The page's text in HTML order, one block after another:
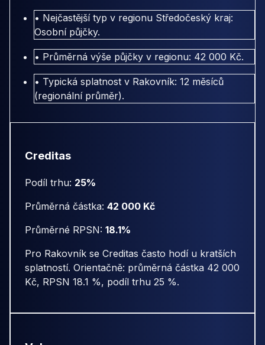
• Nejčastější typ v regionu Středočeský kraj:
Osobní půjčky.
• Průměrná výše půjčky v regionu: 42 000 Kč.
• Typická splatnost v Rakovník: 12 měsíců
(regionální průměr).
Creditas
Podíl trhu: 25%
Průměrná částka: 42 000 Kč
Průměrné RPSN: 18.1%
Pro Rakovník se Creditas často hodí u kratších
splatností. Orientačně: průměrná částka 42 000
Kč, RPSN 18.1 %, podíl trhu 25 %.